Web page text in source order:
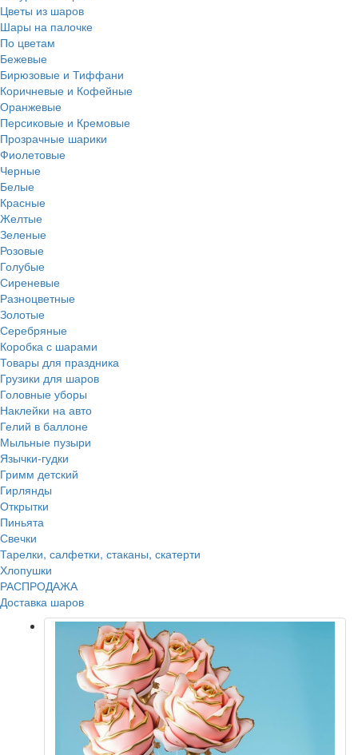
Цветы из шаров
Шары на палочке
По цветам
Бежевые
Бирюзовые и Тиффани
Коричневые и Кофейные
Оранжевые
Персиковые и Кремовые
Прозрачные шарики
Фиолетовые
Черные
Белые
Красные
Желтые
Зеленые
Розовые
Голубые
Сиреневые
Разноцветные
Золотые
Серебряные
Коробка с шарами
Товары для праздника
Грузики для шаров
Головные уборы
Наклейки на авто
Гелий в баллоне
Мыльные пузыри
Язычки-гудки
Гримм детский
Гирлянды
Открытки
Пиньята
Свечки
Тарелки, салфетки, стаканы, скатерти
Хлопушки
РАСПРОДАЖА
Доставка шаров